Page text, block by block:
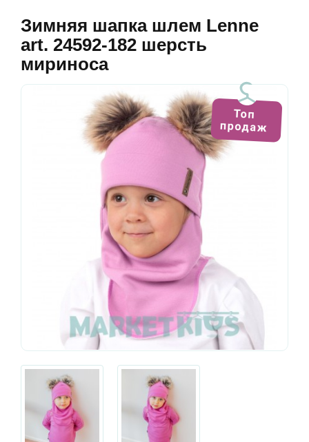
Зимняя шапка шлем Lenne
art. 24592-182 шерсть
мириноса